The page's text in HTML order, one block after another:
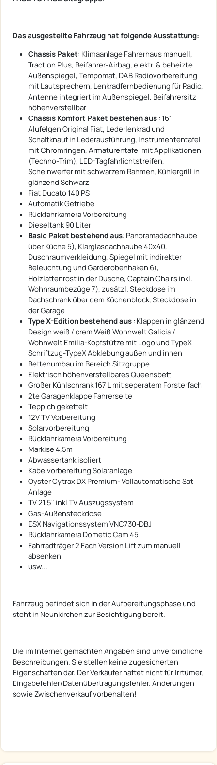
Das ausgestellte Fahrzeug hat folgende Ausstattung:
Chassis Paket: Klimaanlage Fahrerhaus manuell,
Traction Plus, Beifahrer-Airbag, elektr. & beheizte
Außenspiegel, Tempomat, DAB Radiovorbereitung
mit Lautsprechern, Lenkradfernbedienung für Radio,
Antenne integriert im Außenspiegel, Beifahrersitz
höhenverstellbar
Chassis Komfort Paket bestehen aus: 16"
Alufelgen Original Fiat, Lederlenkrad und
Schaltknauf in Lederausführung, Instrumententafel
mit Chromringen, Armaturentafel mit Applikationen
(Techno-Trim), LED-Tagfahrlichtstreifen,
Scheinwerfer mit schwarzem Rahmen, Kühlergrill in
glänzend Schwarz
Fiat Ducato 140 PS
Automatik Getriebe
Rückfahrkamera Vorbereitung
Dieseltank 90 Liter
Basic Paket bestehend aus: Panoramadachhaube
über Küche 5), Klarglasdachhaube 40x40,
Duschraumverkleidung, Spiegel mit indirekter
Beleuchtung und Garderobenhaken 6),
Holzlattenrost in der Dusche, Captain Chairs inkl.
Wohnraumbezüge 7), zusätzl. Steckdose im
Dachschrank über dem Küchenblock, Steckdose in
der Garage
Type X-Edition bestehend aus: Klappen in glänzend
Design weiß / crem Weiß Wohnwelt Galicia /
Wohnwelt Emilia-Kopfstütze mit Logo und TypeX
Schriftzug-TypeX Abklebung außen und innen
Bettenumbau im Bereich Sitzgruppe
Elektrisch höhenverstellbares Queensbett
Großer Kühlschrank 167 L mit seperatem Forsterfach
2te Garagenklappe Fahrerseite
Teppich gekettelt
12V TV Vorbereitung
Solarvorbereitung
Rückfahrkamera Vorbereitung
Markise 4,5m
Abwassertank isoliert
Kabelvorbereitung Solaranlage
Oyster Cytrax DX Premium- Vollautomatische Sat
Anlage
TV 21,5" inkl TV Auszugssystem
Gas-Außensteckdose
ESX Navigationssystem VNC730-DBJ
Rückfahrkamera Dometic Cam 45
Fahrradträger 2 Fach Version Lift zum manuell
absenken
usw...
Fahrzeug befindet sich in der Aufbereitungsphase und
steht in Neunkirchen zur Besichtigung bereit.
Die im Internet gemachten Angaben sind unverbindliche
Beschreibungen. Sie stellen keine zugesicherten
Eigenschaften dar. Der Verkäufer haftet nicht für Irrtümer,
Eingabefehler/Datenübertragungsfehler. Änderungen
sowie Zwischenverkauf vorbehalten!